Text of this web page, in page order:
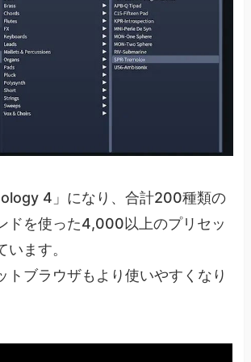
4」になり、合計200種類の
ドを使った4,000以上のプリセッ
います。
トブラウザもより使いやすくなり